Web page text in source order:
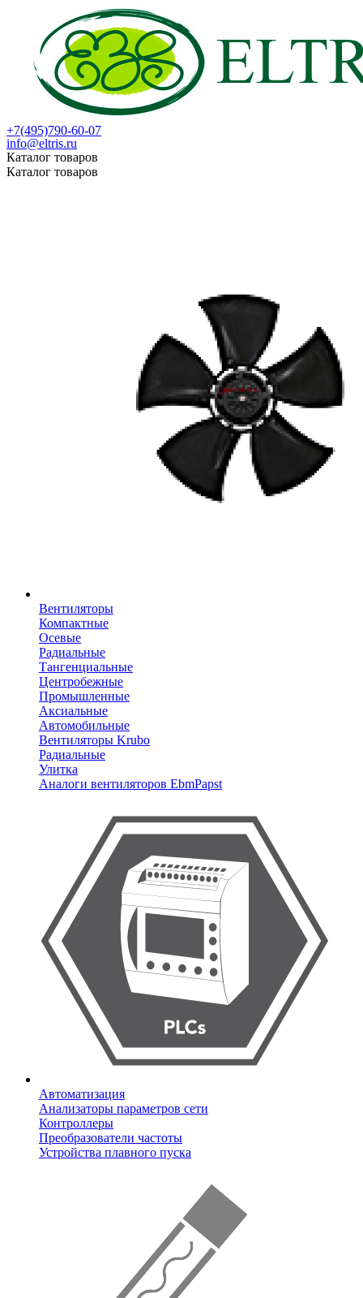
+7(495)790-60-07
info@eltris.ru
Каталог товаров
Каталог товаров
Вентиляторы
Компактные
Осевые
Радиальные
Тангенциальные
Центробежные
Промышленные
Аксиальные
Автомобильные
Вентиляторы Krubo
Радиальные
Улитка
Аналоги вентиляторов EbmPapst
Автоматизация
Анализаторы параметров сети
Контроллеры
Преобразователи частоты
Устройства плавного пуска